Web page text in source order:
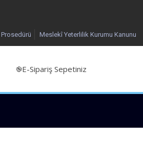
Meslekî Yeterlilik Kurumu Kanunu
֎E-Sipariş Sepetiniz